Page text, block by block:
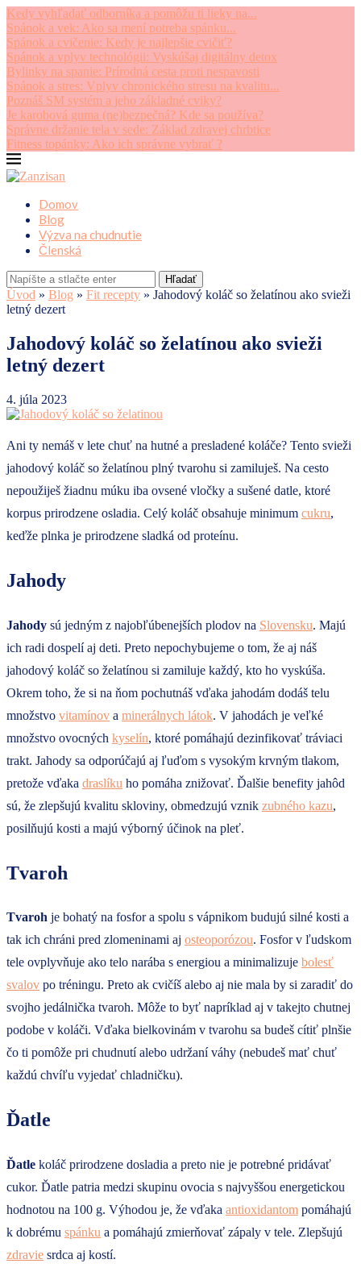
Kedy vyhľadať odborníka a pomôžu ti lieky na...
Spánok a vek: Ako sa mení potreba spánku...
Spánok a cvičenie: Kedy je najlepšie cvičiť?
Spánok a vplyv technológii: Vyskúšaj digitálny detox
Bylinky na spanie: Prírodná cesta proti nespavosti
Spánok a stres: Vplyv chronického stresu na kvalitu...
Poznáš SM systém a jeho základné cviky?
Je karobová guma (ne)bezpečná? Kde sa používa?
Správne držanie tela v sede: Základ zdravej chrbtice
Fitness topánky: Ako ich správne vybrať ?
Domov
Blog
Výzva na chudnutie
Členská
Hľadať
Úvod » Blog » Fit recepty » Jahodový koláč so želatínou ako svieži
letný dezert
Jahodový koláč so želatínou ako svieži
letný dezert
4. júla 2023
Ani ty nemáš v lete chuť na hutné a presladené koláče? Tento svieži
jahodový koláč so želatínou plný tvarohu si zamiluješ. Na cesto
nepoužiješ žiadnu múku iba ovsené vločky a sušené datle, ktoré
korpus prirodzene osladia. Celý koláč obsahuje minimum cukru,
keďže plnka je prirodzene sladká od proteínu.
Jahody
Jahody sú jedným z najobľúbenejších plodov na Slovensku. Majú
ich radi dospelí aj deti. Preto nepochybujeme o tom, že aj náš
jahodový koláč so želatínou si zamiluje každý, kto ho vyskúša.
Okrem toho, že si na ňom pochutnáš vďaka jahodám dodáš telu
množstvo vitamínov a minerálnych látok. V jahodách je veľké
množstvo ovocných kyselín, ktoré pomáhajú dezinfikovať tráviaci
trakt. Jahody sa odporúčajú aj ľuďom s vysokým krvným tlakom,
pretože vďaka draslíku ho pomáha znižovať. Ďalšie benefity jahôd
sú, že zlepšujú kvalitu skloviny, obmedzujú vznik zubného kazu,
posilňujú kosti a majú výborný účinok na pleť.
Tvaroh
Tvaroh je bohatý na fosfor a spolu s vápnikom budujú silné kosti a
tak ich chráni pred zlomeninami aj osteoporózou. Fosfor v ľudskom
tele ovplyvňuje ako telo narába s energiou a minimalizuje bolesť
svalov po tréningu. Preto ak cvičíš alebo aj nie mala by si zaradiť do
svojho jedálnička tvaroh. Môže to byť napríklad aj v takejto chutnej
podobe v koláči. Vďaka bielkovinám v tvarohu sa budeš cítiť plnšie
čo ti pomôže pri chudnutí alebo udržaní váhy (nebudeš mať chuť
každú chvíľu vyjedať chladničku).
Ďatle
Ďatle koláč prirodzene dosladia a preto nie je potrebné pridávať
cukor. Ďatle patria medzi skupinu ovocia s najvyššou energetickou
hodnotou na 100 g. Výhodou je, že vďaka antioxidantom pomáhajú
k dobrému spánku a pomáhajú zmierňovať zápaly v tele. Zlepšujú
zdravie srdca aj kostí.